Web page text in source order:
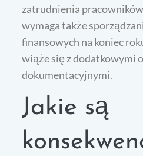
zatrudnienia
wymaga także
finansowych na koniec
wiąże się z dodatkowymi
dokumentacyjnymi.
Jakie są